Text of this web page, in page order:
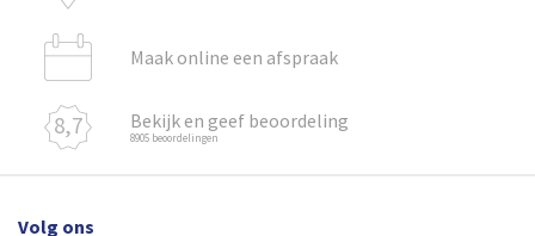
Maak online een afspraak
8,7 Bekijk en geef beoordeling
8905 beoordelingen
Volg ons